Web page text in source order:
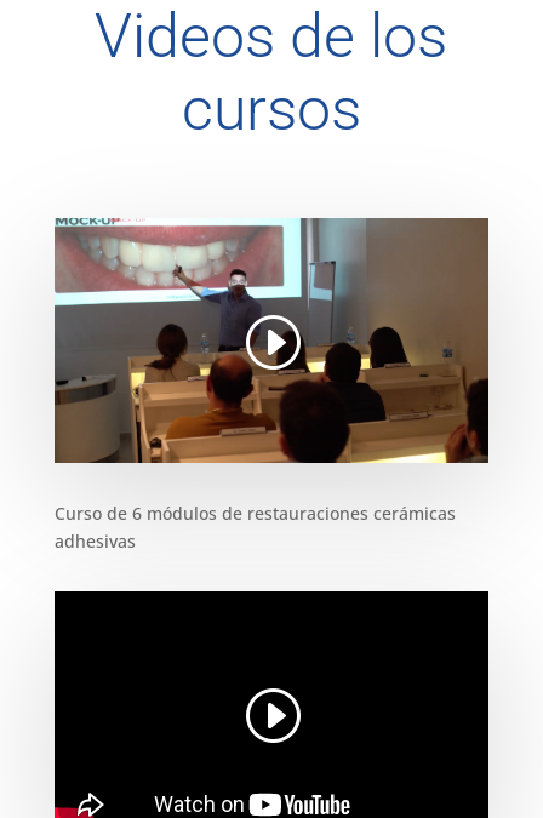
Videos de los
cursos
Curso de 6 módulos de restauraciones cerámicas
adhesivas